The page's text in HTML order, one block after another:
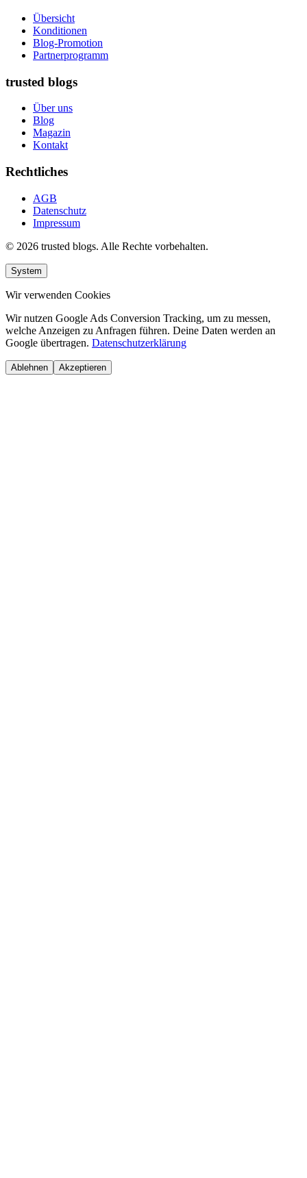
Übersicht
Konditionen
Blog-Promotion
Partnerprogramm
trusted blogs
Über uns
Blog
Magazin
Kontakt
Rechtliches
AGB
Datenschutz
Impressum
© 2026 trusted blogs. Alle Rechte vorbehalten.
System
Wir verwenden Cookies
Wir nutzen Google Ads Conversion Tracking, um zu messen,
welche Anzeigen zu Anfragen führen. Deine Daten werden an
Google übertragen. Datenschutzerklärung
Ablehnen Akzeptieren